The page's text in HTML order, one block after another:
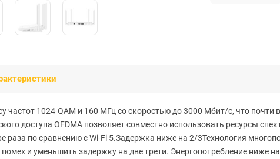
частот 1024-QAM и 160 МГц со скоростью до 3000 Мбит/с, что почти
доступа OFDMA позволяет совместно использовать ресурсы
раза по сравнению с Wi-Fi 5.Задержка ниже на 2/3Технология
и уменьшить задержку на две трети. Энергопотребление ниже